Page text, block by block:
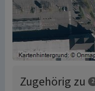
Zugehörig zu 2